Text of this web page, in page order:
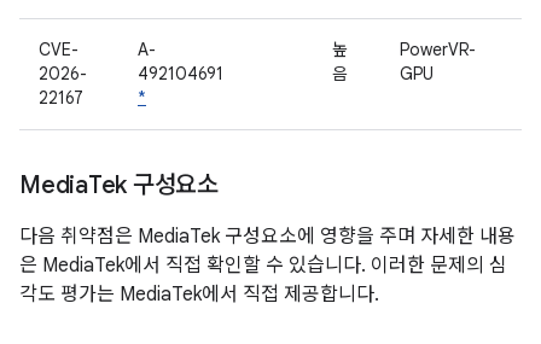
CVE-
2026-
22167
A-
492104691
*
높
음
PowerVR-
GPU
MediaTek 구성요소
다음 취약점은 MediaTek 구성요소에 영향을 주며 자세한 내용
은 MediaTek에서 직접 확인할 수 있습니다. 이러한 문제의 심
각도 평가는 MediaTek에서 직접 제공합니다.